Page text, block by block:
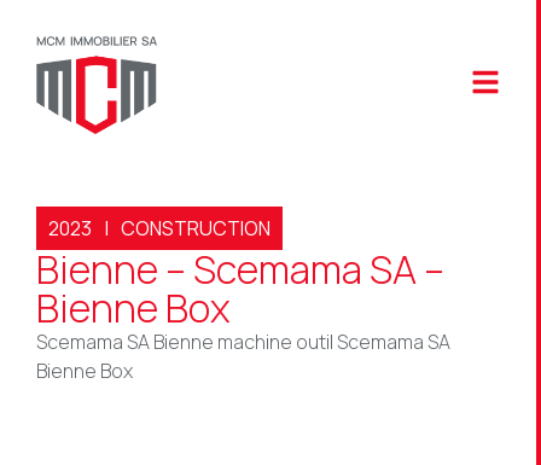
2023 | CONSTRUCTION
Bienne – Scemama SA –
Bienne Box
Scemama SA Bienne machine outil Scemama SA
Bienne Box